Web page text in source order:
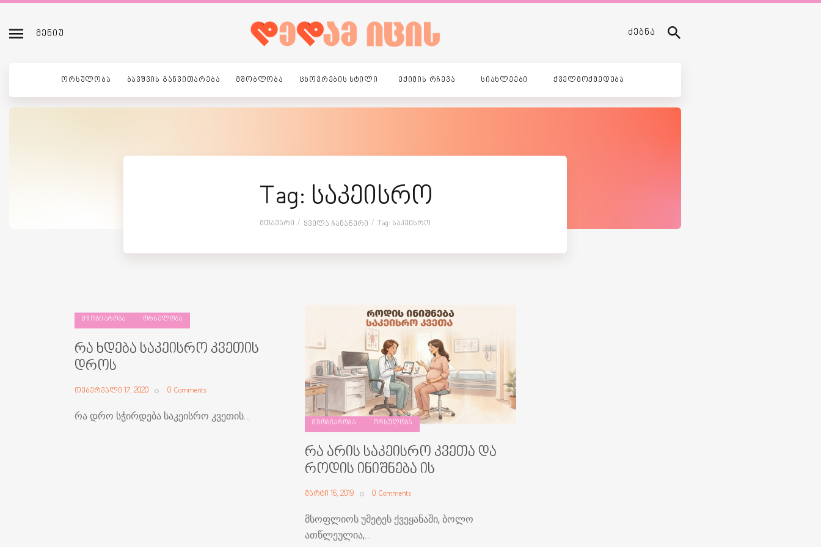
ᲛᲔᲜᲘᲣ ᲫᲔᲑᲜᲐ
ᲝᲠᲡᲣᲚᲝᲑᲐ ᲑᲐᲕᲨᲕᲘᲡ ᲒᲐᲜᲕᲘᲗᲐᲠᲔᲑᲐ ᲛᲨᲝᲑᲚᲝᲑᲐ ᲪᲮᲝᲕᲠᲔᲑᲘᲡ ᲡᲢᲘᲚᲘ ᲔᲥᲘᲛᲘᲡ ᲠᲩᲔᲕᲐ ᲡᲘᲐᲮᲚᲔᲔᲑᲘ ᲥᲕᲔᲚᲛᲝᲥᲛᲔᲓᲔᲑᲐ
Tag: საკეისრო
Მთავარი Ყველა Ჩანაწერი Tag: Საკეისრო
ᲛᲨᲝᲑᲘᲐᲠᲝᲑᲐ ᲝᲠᲡᲣᲚᲝᲑᲐ
რა ხდება საკეისრო კვეთის
დროს
თებერვალი 17, 2020 0 Comments
რა დრო სჭირდება საკეისრო კვეთის… ᲛᲨᲝᲑᲘᲐᲠᲝᲑᲐ ᲝᲠᲡᲣᲚᲝᲑᲐ
რა არის საკეისრო კვეთა და
როდის ინიშნება ის
მარტი 16, 2019 0 Comments
მსოფლიოს უმეტეს ქვეყანაში, ბოლო
ათწლეულია,…